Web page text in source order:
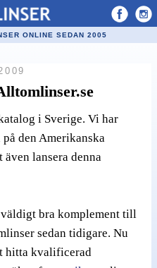
ONLINE SEDAN 2005
i Sverige. Vi har
den Amerikanska
lansera denna
bra komplement till
sedan tidigare. Nu
hitta kvalificerad